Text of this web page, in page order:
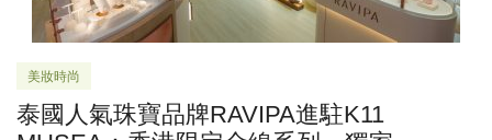
美妝時尚
泰國人氣珠寶品牌RAVIPA進駐K11